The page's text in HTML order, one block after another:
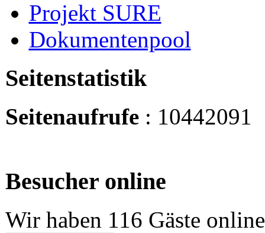
Projekt SURE
Dokumentenpool
Seitenstatistik
Seitenaufrufe: 10442091
Besucher online
Wir haben 116 Gäste online